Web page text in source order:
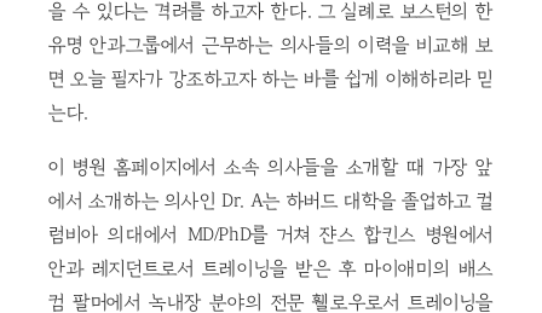
을 수 있다는 격려를 하고자 한다. 그 실례로 보스턴의 한
유명 안과그룹에서 근무하는 의사들의 이력을 비교해 보
면 오늘 필자가 강조하고자 하는 바를 쉽게 이해하리라 믿
는다.
이 병원 홈페이지에서 소속 의사들을 소개할 때 가장 앞
에서 소개하는 의사인 Dr. A는 하버드 대학을 졸업하고 컬
럼비아 의대에서 MD/PhD를 거쳐 쟌스 합킨스 병원에서
안과 레지던트로서 트레이닝을 받은 후 마이애미의 배스
컴 팔머에서 녹내장 분야의 전문 휄로우로서 트레이닝을